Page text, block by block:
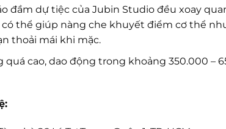
đầm dự tiệc của Jubin Studio đều xoay
thể giúp nàng che khuyết điểm cơ thể
thoải mái khi mặc.
quá cao, dao động trong khoảng 350.000 –